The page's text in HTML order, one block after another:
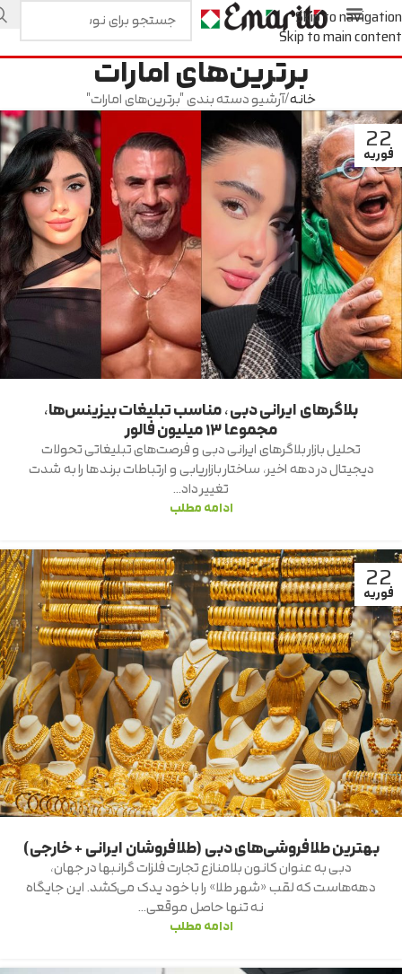
Skip to navigation
Skip to main content
برترین‌های امارات
خانه آرشیو دسته بندی "برترین‌های امارات"
22
فوریه
بلاگرهای ایرانی دبی، مناسب تبلیغات بیزینس‌ها،
مجموعا ۱۳ میلیون فالور
تحلیل بازار بلاگرهای ایرانی دبی و فرصت‌های تبلیغاتی تحولات
دیجیتال در دهه اخیر، ساختار بازاریابی و ارتباطات برندها را به شدت
تغییر داد...
ادامه مطلب
22
فوریه
بهترین طلافروشی‌های دبی (طلافروشان ایرانی + خارجی)
دبی به عنوان کانون بلامنازع تجارت فلزات گرانبها در جهان،
دهه‌هاست که لقب «شهر طلا» را با خود یدک می‌کشد. این جایگاه
نه تنها حاصل موقعی...
ادامه مطلب